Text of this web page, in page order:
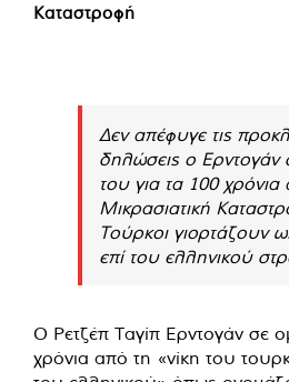
Καταστροφή
Δεν απέφυγε τις
δηλώσεις ο Ερντογάν
του για τα 100 χρόνια
Μικρασιατική
Τούρκοι γιορτάζουν
επί του ελληνικού
Ο Ρετζέπ Ταγίπ Ερντογάν σε
χρόνια από τη «νίκη του